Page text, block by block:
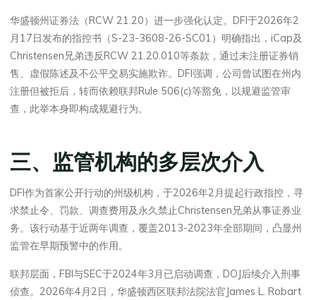
华盛顿州证券法（RCW 21.20）进一步强化认定。DFI于2026年2
月17日发布的指控书（S-23-3608-26-SC01）明确指出，iCap及
Christensen兄弟违反RCW 21.20.010等条款，通过未注册证券销
售、虚假陈述及不公平交易实施欺诈。DFI强调，公司曾试图在州内
注册但被拒后，转而依赖联邦Rule 506(c)等豁免，以规避监管审
查，此举本身即构成规避行为。
三、监管机构的多层次介入
DFI作为首家公开行动的州级机构，于2026年2月提起行政指控，寻
求禁止令、罚款、调查费用及永久禁止Christensen兄弟从事证券业
务。该行动基于近两年调查，覆盖2013-2023年全部期间，凸显州
监管在早期预警中的作用。
联邦层面，FBI与SEC于2024年3月已启动调查，DOJ后续介入刑事
侦查。2026年4月2日，华盛顿西区联邦法院法官James L. Robart